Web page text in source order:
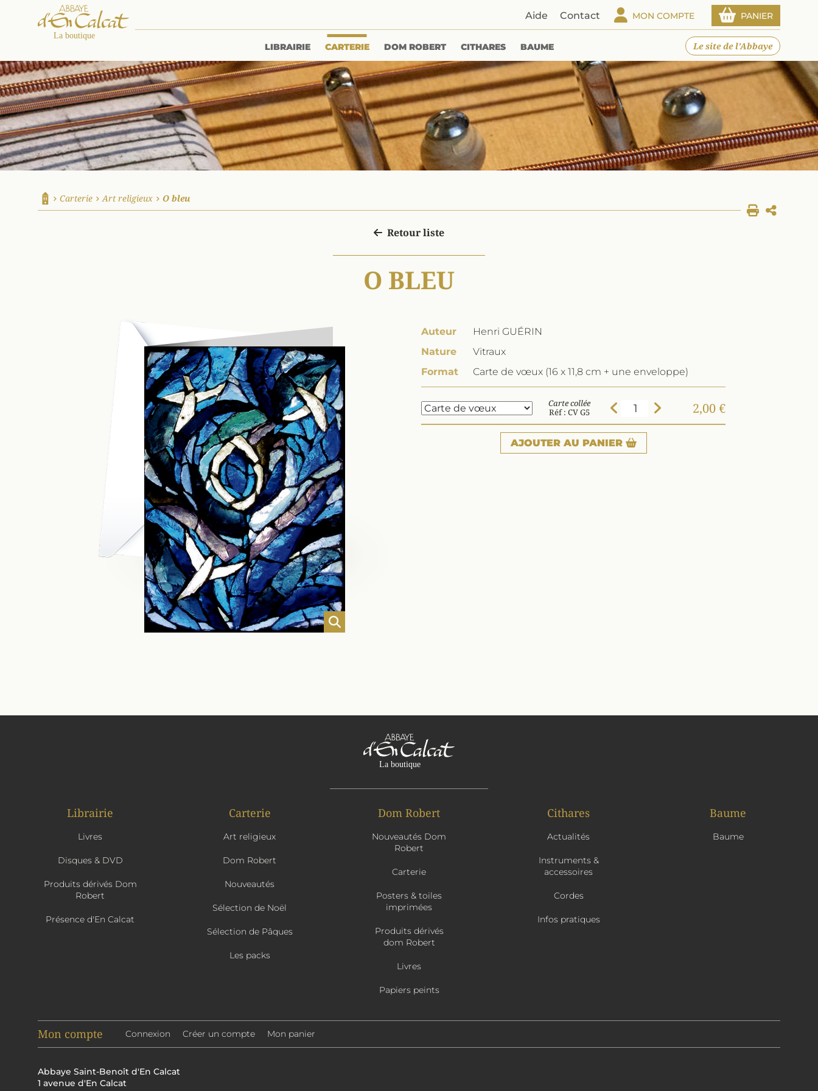
Aide Contact MON COMPTE PANIER
LIBRAIRIE CARTERIE DOM ROBERT CITHARES BAUME Le site de l'Abbaye
Accueil
Carterie Art religieux O bleu
Retour liste
O BLEU
Auteur
Henri GUÉRIN
Nature
Vitraux
Format
Carte de vœux (16 x 11,8 cm + une enveloppe)
Carte collée
Réf : CV G5
2,00 €
AJOUTER AU PANIER
Librairie
Livres
Disques & DVD
Produits dérivés Dom
Robert
Présence d'En Calcat
Carterie
Art religieux
Dom Robert
Nouveautés
Sélection de Noël
Sélection de Pâques
Les packs
Dom Robert
Nouveautés Dom
Robert
Carterie
Posters & toiles
imprimées
Produits dérivés
dom Robert
Livres
Papiers peints
Cithares
Actualités
Instruments &
accessoires
Cordes
Infos pratiques
Baume
Baume
Mon compte Connexion Créer un compte Mon panier
Abbaye Saint-Benoît d'En Calcat
1 avenue d'En Calcat